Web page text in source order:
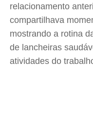
relacionamento
compartilhava
mostrando a rotina
de lancheiras
atividades do